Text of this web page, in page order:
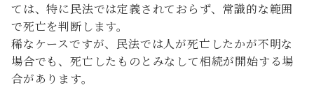
ては、特に民法では定義されておらず、常識的な範囲
で死亡を判断します。
稀なケースですが、民法では人が死亡したかが不明な
場合でも、死亡したものとみなして相続が開始する場
合があります。